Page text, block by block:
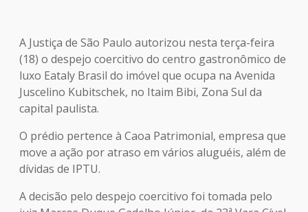
A Justiça de São Paulo autorizou nesta terça-feira
(18) o despejo coercitivo do centro gastronômico de
luxo Eataly Brasil do imóvel que ocupa na Avenida
Juscelino Kubitschek, no Itaim Bibi, Zona Sul da
capital paulista.
O prédio pertence à Caoa Patrimonial, empresa que
move a ação por atraso em vários aluguéis, além de
dívidas de IPTU.
A decisão pelo despejo coercitivo foi tomada pelo